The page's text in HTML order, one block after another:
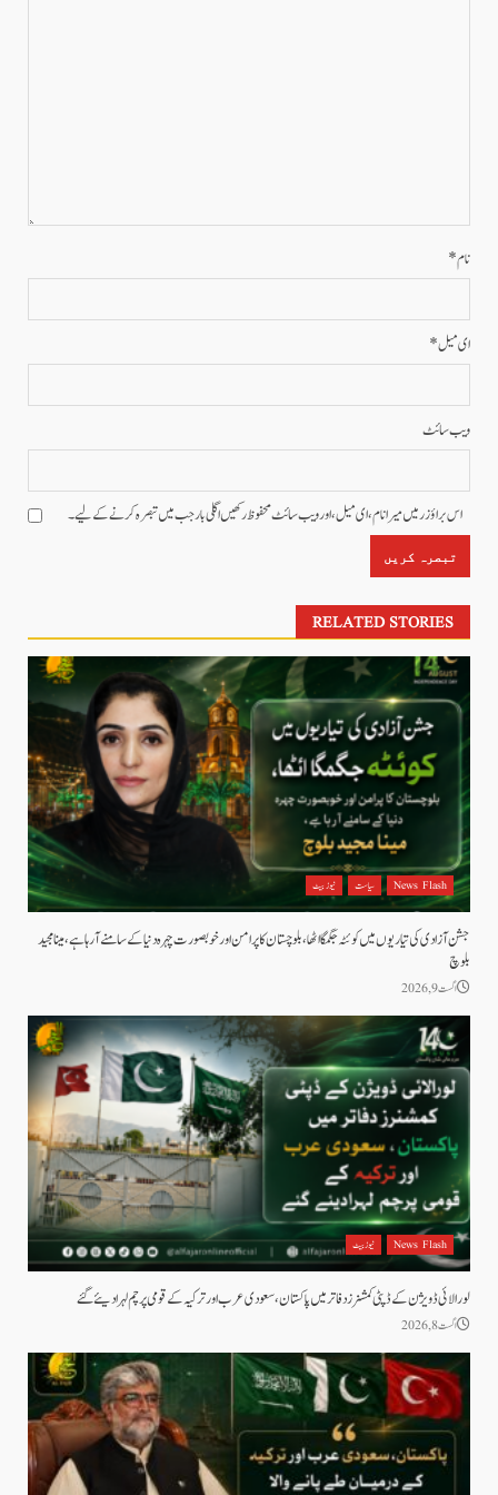
نام*
ای میل*
ویب‌ سائٹ
اس براؤزر میں میرا نام، ای میل، اور ویب سائٹ محفوظ رکھیں اگلی بار جب میں تبصرہ کرنے کےلیے۔
RELATED STORIES
News Flash سیاست نیوز بیٹ
جشن آزادی کی تیاریوں میں کوئٹہ جگمگا اٹھا، بلوچستان کا پرامن اور خوبصورت چہرہ دنیا کے سامنے آ رہا ہے، مینا مجید
بلوچ
اگست 9, 2026
News Flash نیوز بیٹ
لورالائی ڈویژن کے ڈپٹی کمشنرز دفاتر میں پاکستان، سعودی عرب اور ترکیہ کے قومی پرچم لہرا دیئے گئے
اگست 8, 2026